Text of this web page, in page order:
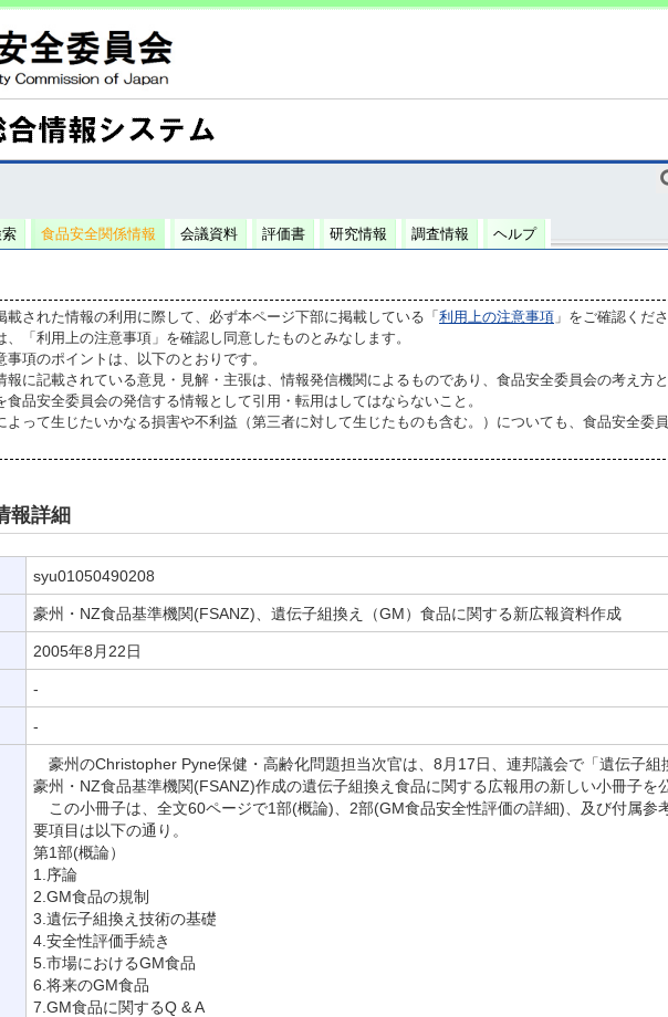
食品安全関係情報 会議資料 評価書 研究情報 調査情報 ヘルプ
載された情報の利用に際して、必ず本ページ下部に掲載している「 利用上の注意事項 」をご確認くださ
、「利用上の注意事項」を確認し同意したものとみなします。
事項のポイントは、以下のとおりです。
報に記載されている意見・見解・主張は、情報発信機関によるものであり、食品安全委員会の考え方
食品安全委員会の発信する情報として引用・転用はしてはならないこと。
よって生じたいかなる損害や不利益（第三者に対して生じたものも含む。）についても、食品安全委
報詳細
syu01050490208
豪州・NZ食品基準機関(FSANZ)、遺伝子組換え（GM）食品に関する新広報資料作成
2005年8月22日
-
-
豪州のChristopher Pyne保健・高齢化問題担当次官は、8月17日、連邦議会で「遺伝子組
豪州・NZ食品基準機関(FSANZ)作成の遺伝子組換え食品に関する広報用の新しい小冊子を
この小冊子は、全文60ページで1部(概論)、2部(GM食品安全性評価の詳細)、及び付属参
要項目は以下の通り。
第1部(概論）
1.序論
2.GM食品の規制
3.遺伝子組換え技術の基礎
4.安全性評価手続き
5.市場におけるGM食品
6.将来のGM食品
7.GM食品に関するQ & A